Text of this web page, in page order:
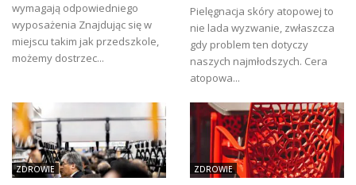
wymagają odpowiedniego
wyposażenia Znajdując się w
miejscu takim jak przedszkole,
możemy dostrzec...
Pielęgnacja skóry atopowej to
nie lada wyzwanie, zwłaszcza
gdy problem ten dotyczy
naszych najmłodszych. Cera
atopowa...
ZDROWIE ZDROWIE